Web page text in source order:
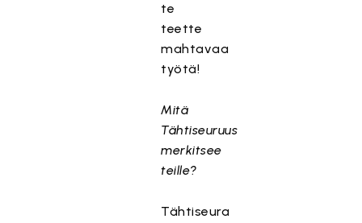
te
teette
mahtavaa
työtä!
Mitä
Tähtiseuruus
merkitsee
teille?
Tähtiseura